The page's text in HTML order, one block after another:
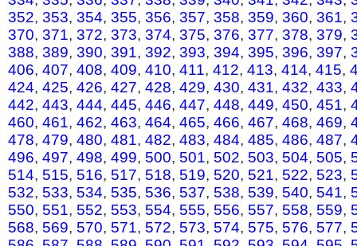
352, 353, 354, 355, 356, 357, 358, 359, 360, 361,
370, 371, 372, 373, 374, 375, 376, 377, 378, 379,
388, 389, 390, 391, 392, 393, 394, 395, 396, 397,
406, 407, 408, 409, 410, 411, 412, 413, 414, 415,
424, 425, 426, 427, 428, 429, 430, 431, 432, 433,
442, 443, 444, 445, 446, 447, 448, 449, 450, 451,
460, 461, 462, 463, 464, 465, 466, 467, 468, 469,
478, 479, 480, 481, 482, 483, 484, 485, 486, 487,
496, 497, 498, 499, 500, 501, 502, 503, 504, 505,
514, 515, 516, 517, 518, 519, 520, 521, 522, 523,
532, 533, 534, 535, 536, 537, 538, 539, 540, 541,
550, 551, 552, 553, 554, 555, 556, 557, 558, 559,
568, 569, 570, 571, 572, 573, 574, 575, 576, 577,